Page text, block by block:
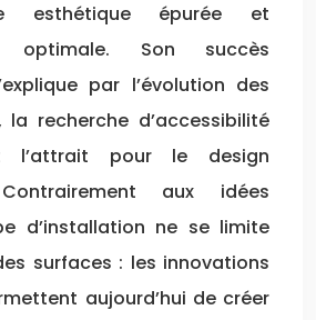
esthétique épurée et
optimale. Son succès
par l’évolution des
recherche d’accessibilité
l’attrait pour le design
aux idées
d’installation ne se limite
surfaces : les innovations
aujourd’hui de créer